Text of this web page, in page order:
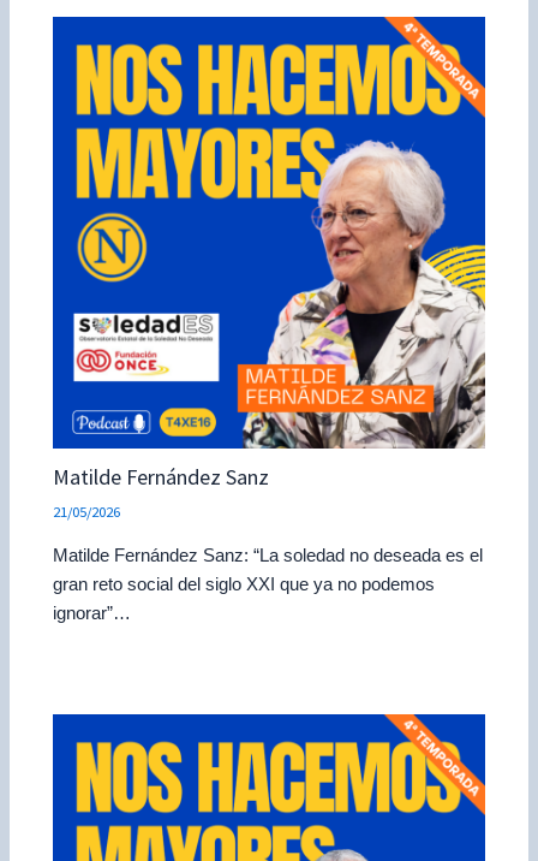
Matilde Fernández Sanz
21/05/2026
Matilde Fernández Sanz: “La soledad no deseada es el
gran reto social del siglo XXI que ya no podemos
ignorar”…